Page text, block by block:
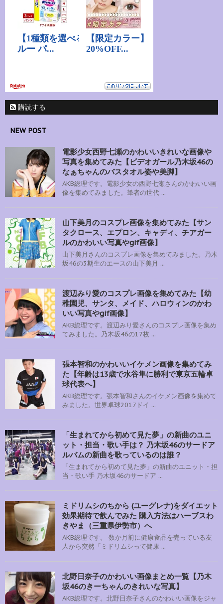
購読する
NEW POST
電影少女西野七瀬のかわいいきれいな画像や
写真を集めてみた【ビデオガール乃木坂46の
なぁちゃんのバスタオル姿や美脚】
AKB総理です。電影少女の西野七瀬さんのかわいい画
像を集めてみました。筆者の世代 ...
山下美月のコスプレ画像を集めてみた【サン
タクロース、エプロン、キャディ、チアガー
ルのかわいい写真やgif画像】
山下美月さんのコスプレ画像を集めてみました。乃木
坂46の3期生のエースの山下美月 ...
渡辺みり愛のコスプレ画像を集めてみた【幼
稚園児、サンタ、メイド、ハロウィンのかわ
いい写真やgif画像】
AKB総理です。渡辺みり愛さんのコスプレ画像を集め
てみました。乃木坂46の17枚 ...
張本智和のかわいいイケメン画像を集めてみ
た【年齢は13歳で水谷隼に勝利で東京五輪卓
球代表へ】
AKB総理です。張本智和さんのイケメン画像を集めて
みました。世界卓球2017ドイ ...
「生まれてから初めて見た夢」の新曲のユニ
ット・担当・歌い手は？ 乃木坂46のサードア
ルバムの新曲を歌っているのは誰？
「生まれてから初めて見た夢」の新曲のユニット・担
当・歌い手 乃木坂46のサードア ...
ミドリムシのちから (ユーグレナ)をダイエット
効果期待で飲んでみた 購入方法はハーブスわ
きやま（三重県伊勢市）へ
AKB総理です。 数か月前に健康食品を売っている友
人から突然「ミドリムシって健康 ...
北野日奈子のかわいい画像まとめ一覧【乃木
坂46のきーちゃんのきれいな写真】
AKB総理です。北野日奈子さんのかわいい画像をジャ